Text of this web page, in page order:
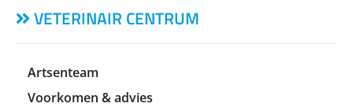
VETERINAIR CENTRUM
Artsenteam
Voorkomen & advies